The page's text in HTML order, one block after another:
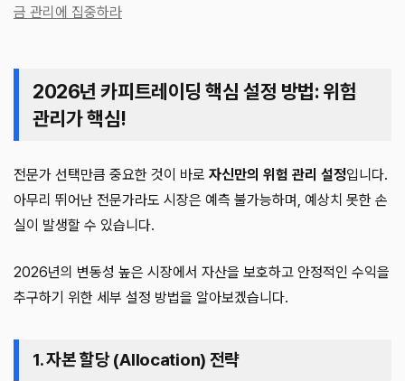
금 관리에 집중하라
2026년 카피트레이딩 핵심 설정 방법: 위험
관리가 핵심!
전문가 선택만큼 중요한 것이 바로 자신만의 위험 관리 설정입니다.
아무리 뛰어난 전문가라도 시장은 예측 불가능하며, 예상치 못한 손
실이 발생할 수 있습니다.
2026년의 변동성 높은 시장에서 자산을 보호하고 안정적인 수익을
추구하기 위한 세부 설정 방법을 알아보겠습니다.
1. 자본 할당 (Allocation) 전략